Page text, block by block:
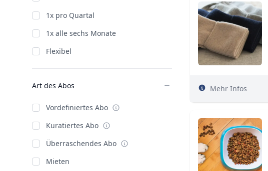
1x pro Quartal
1x alle sechs Monate
Flexibel
Art des Abos
Vordefiniertes Abo
Kuratiertes Abo
Überraschendes Abo
Mieten
Mehr Infos